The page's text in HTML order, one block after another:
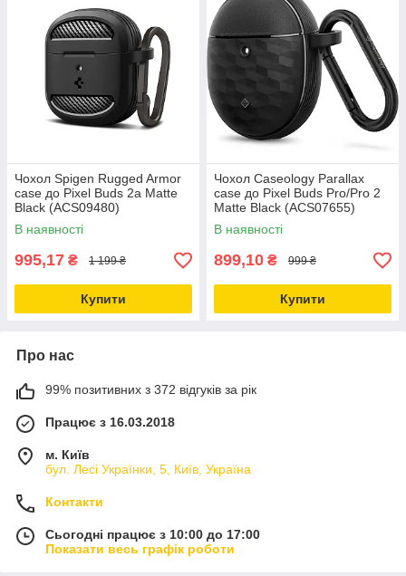
Чохол Spigen Rugged Armor
case до Pixel Buds 2a Matte
Black (ACS09480)
В наявності
995,17 ₴ 1 199 ₴
Купити
Чохол Caseology Parallax
case до Pixel Buds Pro/Pro 2
Matte Black (ACS07655)
В наявності
899,10 ₴ 999 ₴
Купити
Про нас
99% позитивних з 372 відгуків за рік
Працює з 16.03.2018
м. Київ
бул. Лесі Українки, 5, Київ, Україна
Контакти
Сьогодні працює з 10:00 до 17:00
Показати весь графік роботи